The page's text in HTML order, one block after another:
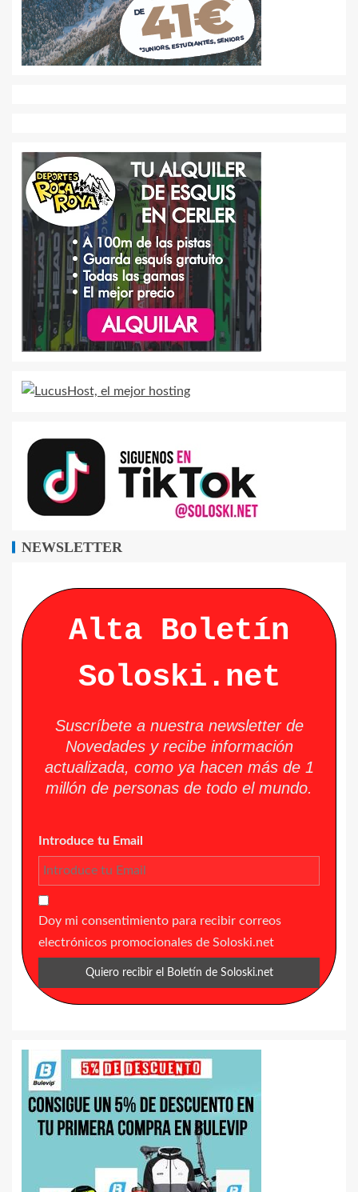
NEWSLETTER
Alta Boletín
Soloski.net
Suscríbete a nuestra newsletter de
Novedades y recibe información
actualizada, como ya hacen más de 1
millón de personas de todo el mundo.
Introduce tu Email
Doy mi consentimiento para recibir correos
electrónicos promocionales de Soloski.net